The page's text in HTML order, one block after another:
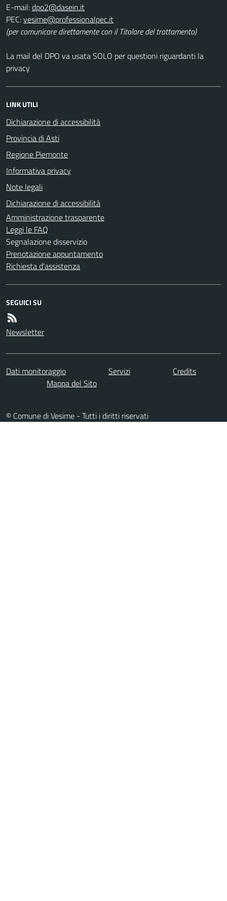
E-mail:
PEC:
(per comunicare direttamente con il Titolare del trattamento)
La mail del DPO va usata SOLO per questioni riguardanti la
privacy
LINK UTILI
Dichiarazione di accessibilità
Provincia di Asti
Regione Piemonte
Informativa privacy
Note legali
Dichiarazione di accessibilità
Amministrazione trasparente
Leggi le FAQ
Segnalazione disservizio
Prenotazione appuntamento
Richiesta d'assistenza
SEGUICI SU
Newsletter
Dati monitoraggio Servizi
Credits
Mappa del Sito
© Comune di Vesime - Tutti i diritti riservati